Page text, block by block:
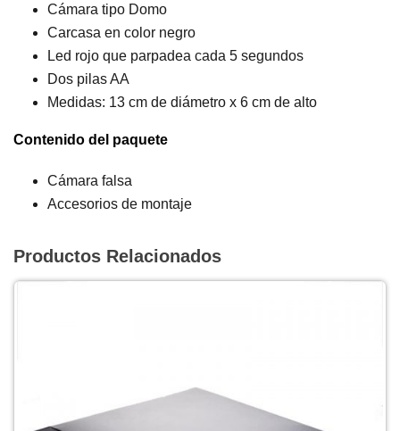
Cámara tipo Domo
Carcasa en color negro
Led rojo que parpadea cada 5 segundos
Dos pilas AA
Medidas: 13 cm de diámetro x 6 cm de alto
Contenido del paquete
Cámara falsa
Accesorios de montaje
Productos Relacionados